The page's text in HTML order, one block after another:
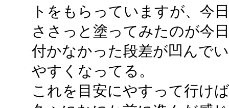
トをもらっていますが、今
ささっと塗ってみたのが今
付かなかった段差が凹んで
やすくなってる。
これを目安にやすって行け